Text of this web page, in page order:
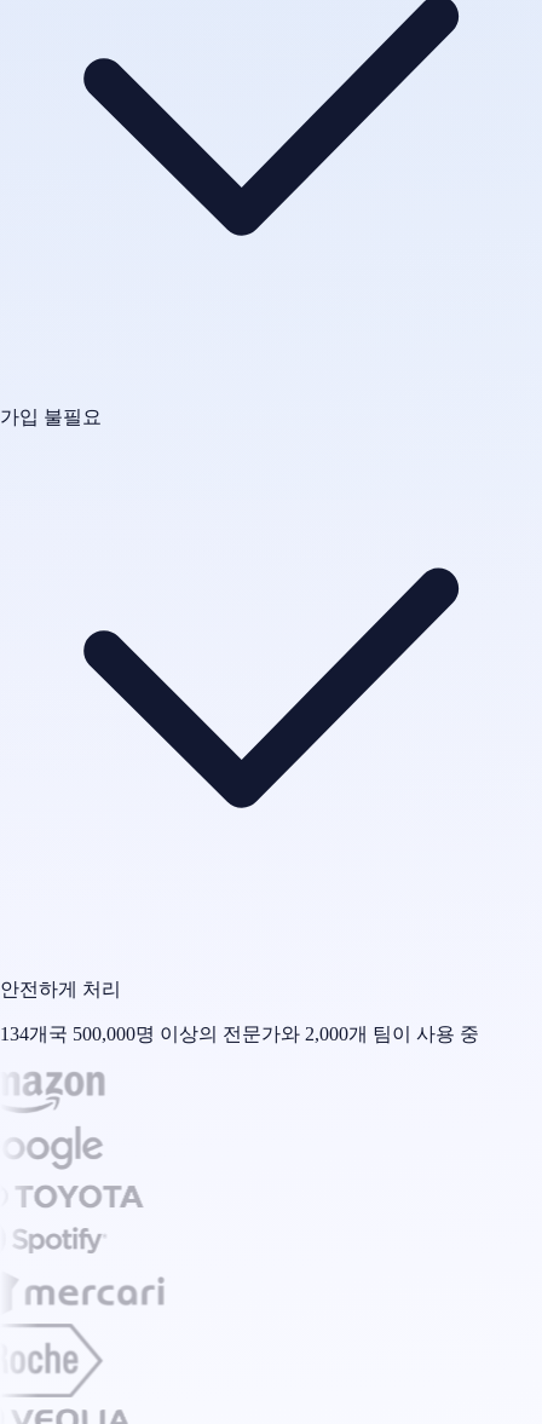
가입 불필요
안전하게 처리
134개국 500,000명 이상의 전문가와 2,000개 팀이 사용 중